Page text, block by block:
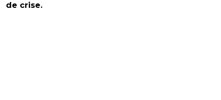
de crise.